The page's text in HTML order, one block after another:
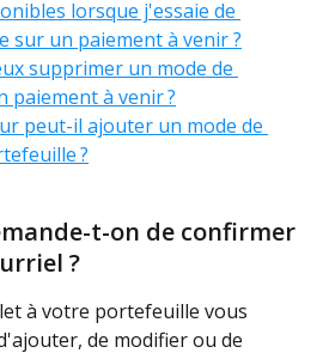
lorsque j'essaie de
sur un paiement à venir ?
supprimer un mode de
paiement à venir ?
peut-il ajouter un mode de
?
t-on de confirmer
?
à votre portefeuille vous
de modifier ou de